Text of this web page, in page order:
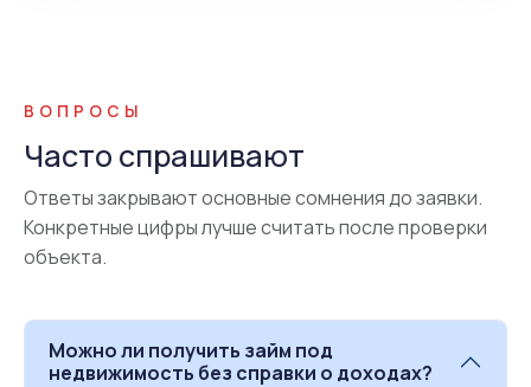
ВОПРОСЫ
Часто спрашивают
Ответы закрывают основные сомнения до заявки.
Конкретные цифры лучше считать после проверки
объекта.
Можно ли получить займ под
недвижимость без справки о доходах?